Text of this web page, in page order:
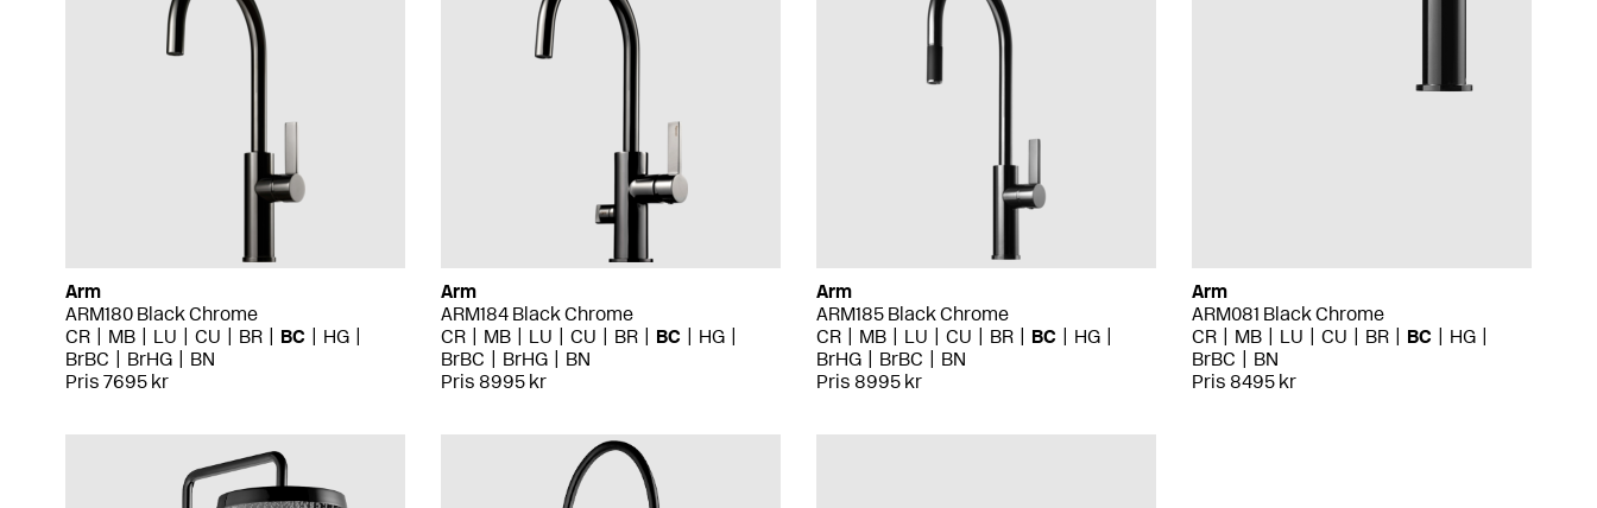
Arm
ARM081 Black Chrome
CR
MB LU CU BR BC
HG
BrBC
BN
Pris 8495 kr
Arm
ARM180 Black Chrome
CR
MB LU CU BR BC
HG
BrBC
BrHG
BN
Pris 7695 kr
Arm
ARM184 Black Chrome
CR
MB LU CU BR BC
HG
BrBC
BrHG
BN
Pris 8995 kr
Arm
ARM185 Black Chrome
CR
MB LU CU BR BC
HG
BrHG
BrBC
BN
Pris 8995 kr